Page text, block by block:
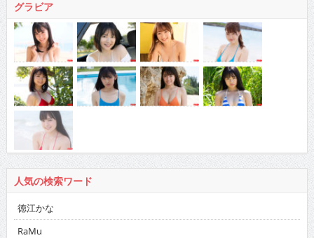
グラビア
人気の検索ワード
徳江かな
RaMu